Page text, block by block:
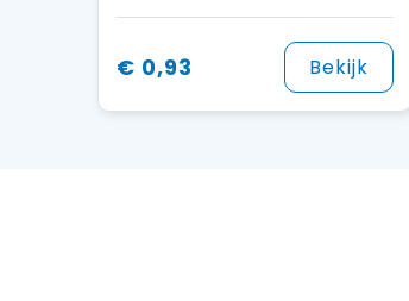
€ 0,93 Bekijk